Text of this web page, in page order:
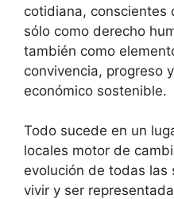
cotidiana, conscientes
sólo como derecho
también como
convivencia, progreso
económico sostenible.
Todo sucede en un
locales motor de
evolución de todas las
vivir y ser